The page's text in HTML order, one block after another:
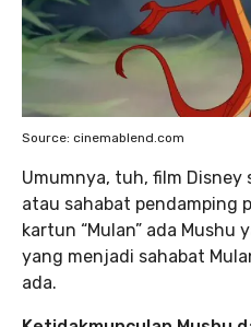
Source: cinemablend.com
Umumnya, tuh, film Disney
atau sahabat pendamping
kartun “Mulan” ada Mushu
yang menjadi sahabat
ada.